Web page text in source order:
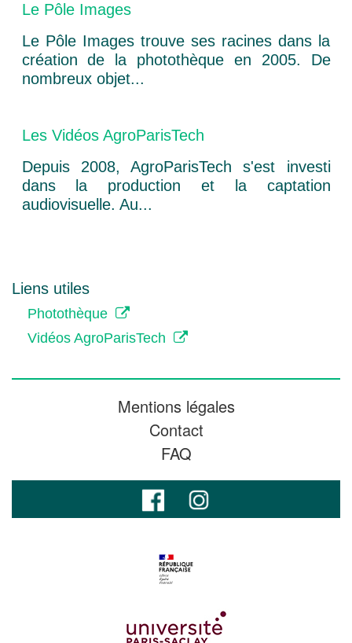
Le Pôle Images
Le Pôle Images trouve ses racines dans la
création de la photothèque en 2005. De
nombreux objet...
Les Vidéos AgroParisTech
Depuis 2008, AgroParisTech s'est investi
dans la production et la captation
audiovisuelle. Au...
Liens utiles
Photothèque
Vidéos AgroParisTech
Mentions légales
Contact
FAQ